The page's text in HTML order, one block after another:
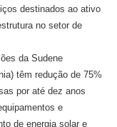
destinados ao ativo
no setor de
da Sudene
têm redução de 75%
por até dez anos
e
de energia solar e